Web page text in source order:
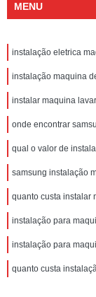
MENU
instalação eletrica
instalação maquina
instalar maquina
onde encontrar
qual o valor de
samsung instalação
quanto custa instalar
instalação para
instalação para
quanto custa